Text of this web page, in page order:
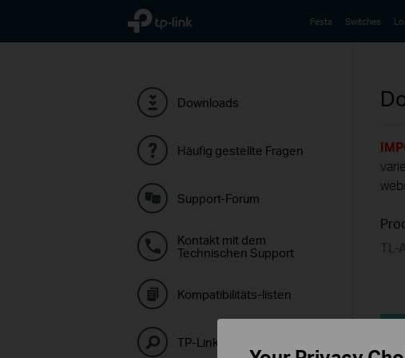
TP-Link, Reliably Smart Festa Switches
Downloads
Häufig gestellte Fragen
Support-Forum
Kontakt mit dem
Technischen Support
Kompatibilitäts-listen
TP-Link-Emulatoren
TL-